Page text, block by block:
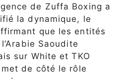
de Zuffa Boxing a
la dynamique, le
que les entités
Saoudite
sur White et TKO
met de côté le rôle